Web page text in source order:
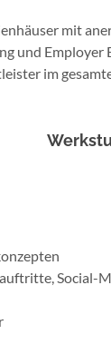
mit
und
im
Social-